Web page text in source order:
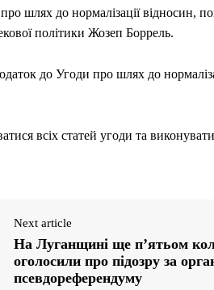
шлях до нормалізації відносин,
політики Жозеп Боррель.
до Угоди про шлях до
всіх статей угоди та виконувати
Next article
На Луганщині ще п’ятьом
оголосили про підозру за
псевдореферендуму